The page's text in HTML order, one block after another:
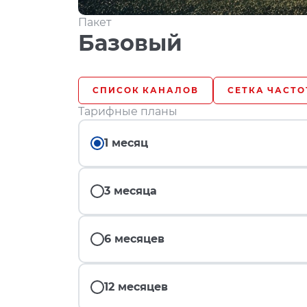
Пакет
Базовый
СПИСОК КАНАЛОВ СЕТКА
Тарифные планы
1 месяц
3 месяца
6 месяцев
12 месяцев